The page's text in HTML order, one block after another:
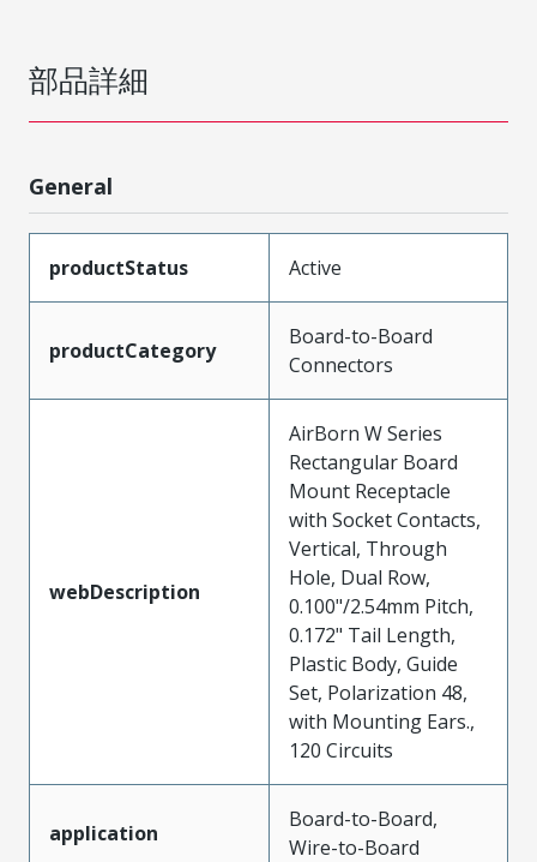
部品詳細
General
productStatus Active
productCategory
Board-to-Board
Connectors
webDescription
AirBorn W Series
Rectangular Board
Mount Receptacle
with Socket Contacts,
Vertical, Through
Hole, Dual Row,
0.100"/2.54mm Pitch,
0.172" Tail Length,
Plastic Body, Guide
Set, Polarization 48,
with Mounting Ears.,
120 Circuits
application
Board-to-Board,
Wire-to-Board